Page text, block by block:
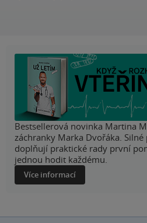
Bestsellerová novinka Martina
záchranky Marka Dvořáka.
doplňují praktické rady první
jednou hodit každému.
Více informací